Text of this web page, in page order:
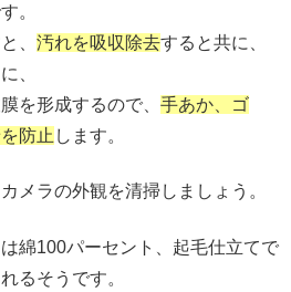
。
、 汚れを吸収除去すると共に、
、
を形成するので、 手あか、ゴ
防止 します。
メラの外観を清掃しましょう。
綿100パーセント、起毛仕立てで
るそうです。